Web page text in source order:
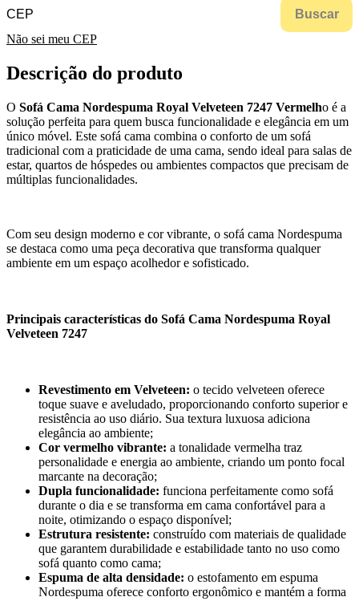
Buscar
Não sei meu CEP
Descrição do produto
O Sofá Cama Nordespuma Royal Velveteen 7247 Vermelho é a
solução perfeita para quem busca funcionalidade e elegância em um
único móvel. Este sofá cama combina o conforto de um sofá
tradicional com a praticidade de uma cama, sendo ideal para salas de
estar, quartos de hóspedes ou ambientes compactos que precisam de
múltiplas funcionalidades.
Com seu design moderno e cor vibrante, o sofá cama Nordespuma
se destaca como uma peça decorativa que transforma qualquer
ambiente em um espaço acolhedor e sofisticado.
Principais características do Sofá Cama Nordespuma Royal
Velveteen 7247
Revestimento em Velveteen: o tecido velveteen oferece
toque suave e aveludado, proporcionando conforto superior e
resistência ao uso diário. Sua textura luxuosa adiciona
elegância ao ambiente;
Cor vermelho vibrante: a tonalidade vermelha traz
personalidade e energia ao ambiente, criando um ponto focal
marcante na decoração;
Dupla funcionalidade: funciona perfeitamente como sofá
durante o dia e se transforma em cama confortável para a
noite, otimizando o espaço disponível;
Estrutura resistente: construído com materiais de qualidade
que garantem durabilidade e estabilidade tanto no uso como
sofá quanto como cama;
Espuma de alta densidade: o estofamento em espuma
Nordespuma oferece conforto ergonômico e mantém a forma